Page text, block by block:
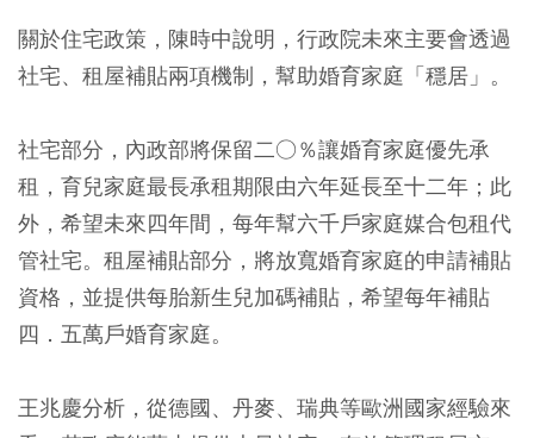
關於住宅政策，陳時中說明，行政院未來主要會透過
社宅、租屋補貼兩項機制，幫助婚育家庭「穩居」。
社宅部分，內政部將保留二○％讓婚育家庭優先承
租，育兒家庭最長承租期限由六年延長至十二年；此
外，希望未來四年間，每年幫六千戶家庭媒合包租代
管社宅。租屋補貼部分，將放寬婚育家庭的申請補貼
資格，並提供每胎新生兒加碼補貼，希望每年補貼
四．五萬戶婚育家庭。
王兆慶分析，從德國、丹麥、瑞典等歐洲國家經驗來